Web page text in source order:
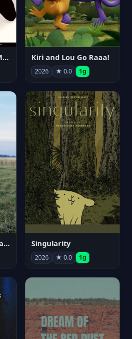
Canto Para Minha Morte Kiri and Lou Go Raaa!
2026 ★ 0.0 1g
La ilusión de un verano sin fin Singularity
2026 ★ 0.0 1g